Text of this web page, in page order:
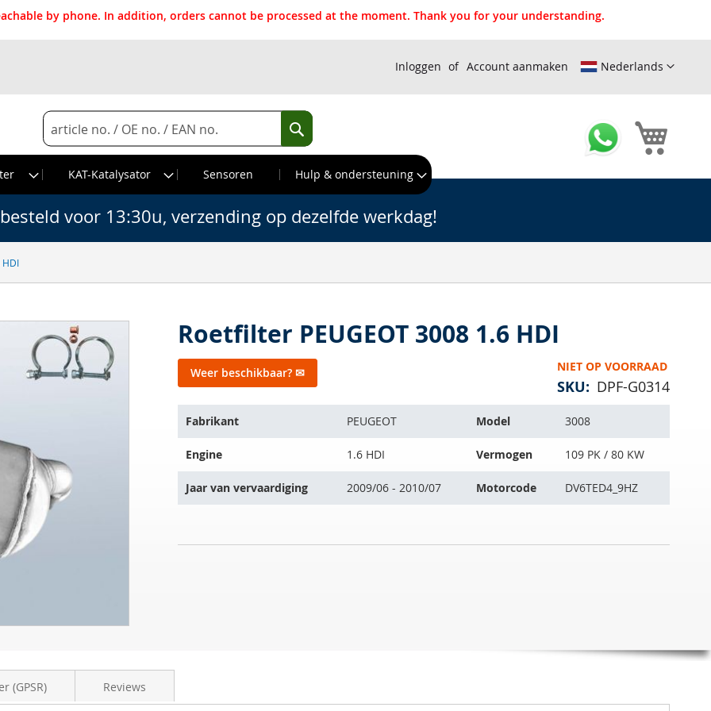
by phone. In addition, orders cannot be processed at the moment. Thank you for your understanding.
Nederlands
Inloggen Account aanmaken
Search
Search
KAT-Katalysator Sensoren Hulp & ondersteuning
HDI
voor 13:30u, verzending op dezelfde werkdag!
Roetfilter PEUGEOT 3008 1.6 HDI
NIET OP VOORRAAD
SKU DPF-G0314
Weer beschikbaar? ✉
artikel
op
de
volgende
Fabrikant PEUGEOT Model 3008
Engine 1.6 HDI Vermogen 109 PK / 80 KW
Jaar van vervaardiging 2009/06 - 2010/07 Motorcode DV6TED4_9HZ
(GPSR) Reviews